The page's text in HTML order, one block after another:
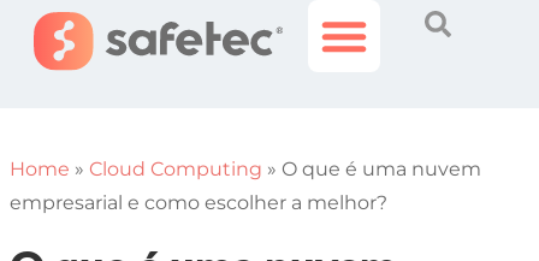
Home » Cloud Computing » O que é uma nuvem
empresarial e como escolher a melhor?